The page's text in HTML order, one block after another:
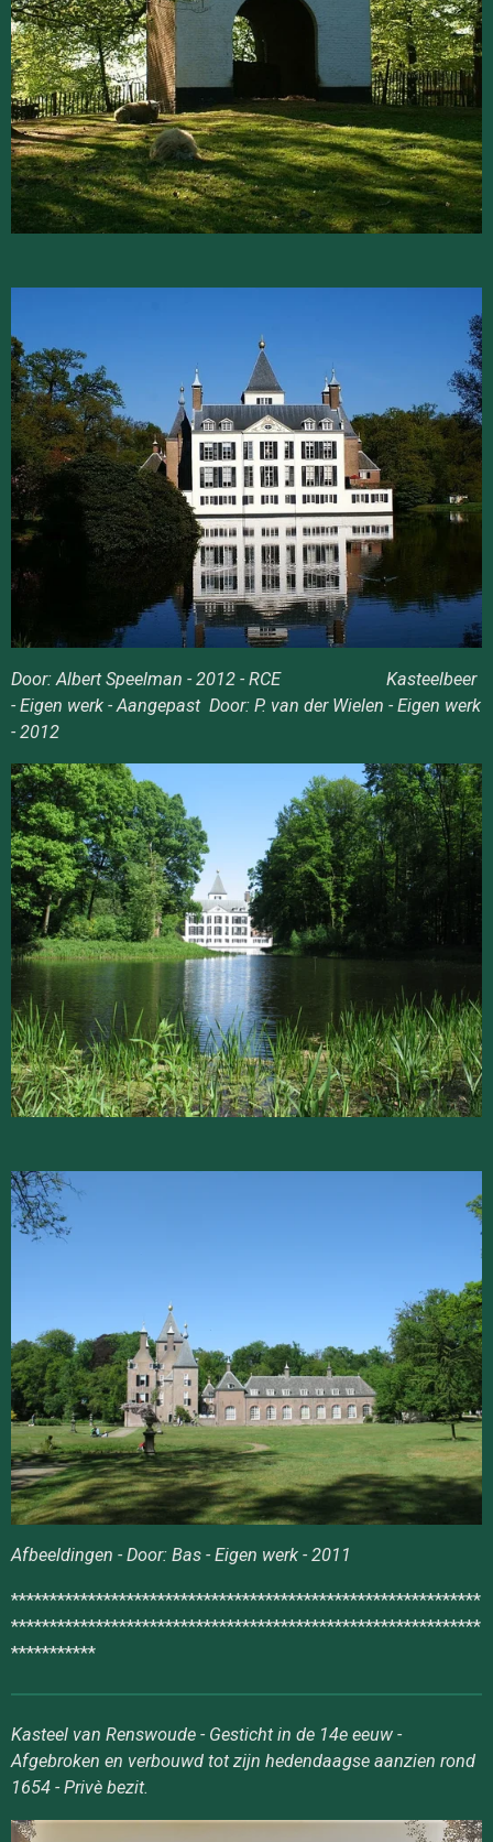
Door: Albert Speelman - 2012 - RCE Kasteelbeer
- Eigen werk - Aangepast Door: P. van der Wielen - Eigen werk
- 2012
Afbeeldingen - Door: Bas - Eigen werk - 2011
*************************************************************
*************************************************************
***********
Kasteel van Renswoude - Gesticht in de 14e eeuw -
Afgebroken en verbouwd tot zijn hedendaagse aanzien rond
1654 - Privè bezit.